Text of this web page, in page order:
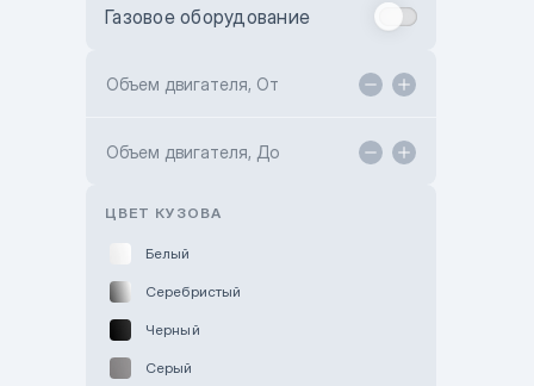
Toyota Kokshetau
Hyundai ShymCity
Газовое оборудование
Объем двигателя, От
Объем двигателя, До
ЦВЕТ КУЗОВА
Белый
Серебристый
Черный
Серый